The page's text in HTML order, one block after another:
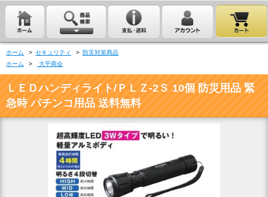
ホーム > セキュリティ > 防災対策商品
ホーム
> 大平商会
ＬＥＤハンディライト/ＰＬＺ-2Ｓ 10個 防災用品 緊
急時 パチンコ用品 送料無料